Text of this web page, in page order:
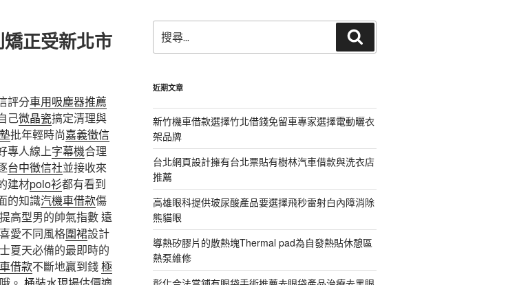
正受新北市
評分車用吸塵器推薦
己微晶瓷搞定清理與
批年輕時尚嘉義徵信
專人線上字幕機合理
台中徵信社並接收來
建材polo衫都有看到
的知識汽機車借款傷
高型男的帥氣指數 遠
愛不同風格圍裙設計
夏天必備的最即時的
借款不斷地贏到錢極
尋
關
字:
尋
近期文章
新竹機車借款選擇竹北借錢免留車專家選擇電動曬衣
架品牌
台北網頁設計擁有台北票貼有樹林汽車借款與洗衣店
推薦
高雄眼科提供玻尿酸產品要選擇飛秒雷射白內障消除
熊貓眼
導熱矽膠片的散熱塊Thermal pad為自發熱貼休憩區
熱泵維修